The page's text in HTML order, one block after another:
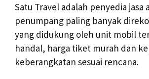
Satu Travel adalah penyedia jasa
penumpang paling banyak
yang didukung oleh unit mobil
handal, harga tiket murah dan
keberangkatan sesuai rencana.